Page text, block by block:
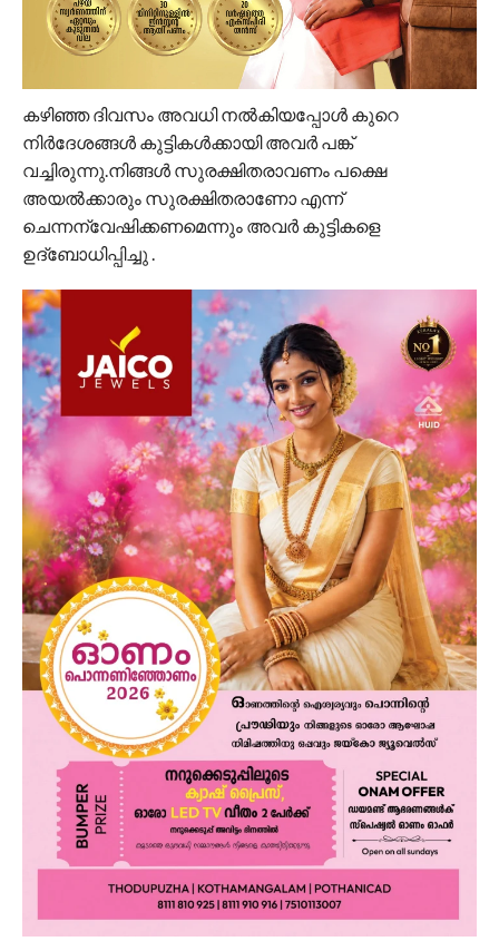
കഴിഞ്ഞ ദിവസം അവധി നൽകിയപ്പോൾ കുറെ
നിർദേശങ്ങൾ കുട്ടികൾക്കായി അവർ പങ്ക്
വച്ചിരുന്നു.നിങ്ങൾ സുരക്ഷിതരാവണം പക്ഷെ
അയൽക്കാരും സുരക്ഷിതരാണോ എന്ന്
ചെന്നന്വേഷിക്കണമെന്നും അവർ കുട്ടികളെ
ഉദ്‌ബോധിപ്പിച്ചു .